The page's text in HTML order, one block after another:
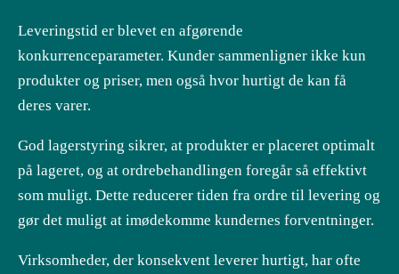
Leveringstid er blevet en afgørende
konkurrenceparameter. Kunder sammenligner ikke kun
produkter og priser, men også hvor hurtigt de kan få
deres varer.
God lagerstyring sikrer, at produkter er placeret optimalt
på lageret, og at ordrebehandlingen foregår så effektivt
som muligt. Dette reducerer tiden fra ordre til levering og
gør det muligt at imødekomme kundernes forventninger.
Virksomheder, der konsekvent leverer hurtigt, har ofte